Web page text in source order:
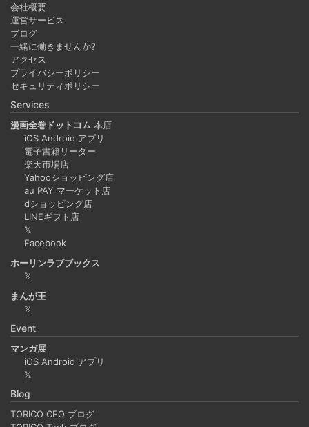
会社概要
運営サービス
ブログ
一緒に働きませんか?
アクセス
プライバシーポリシー
セキュリティポリシー
Services
漫画全巻ドットコム 本店
iOS Android アプリ
電子書籍リーダー
楽天市場店
Yahooショッピング店
au PAY マーケット店
dショッピング店
LINEギフト店
𝕏
Facebook
ホーリンラブブックス
𝕏
まんが王
𝕏
Event
マンガ展
iOS Android アプリ
𝕏
Blog
TORICO CEO ブログ